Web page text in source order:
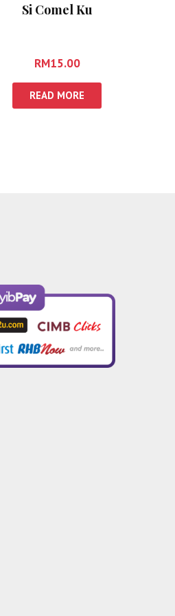
Si Comel Ku
RM15.00
READ MORE